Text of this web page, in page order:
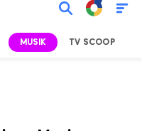
MUSIK TV SCOOP